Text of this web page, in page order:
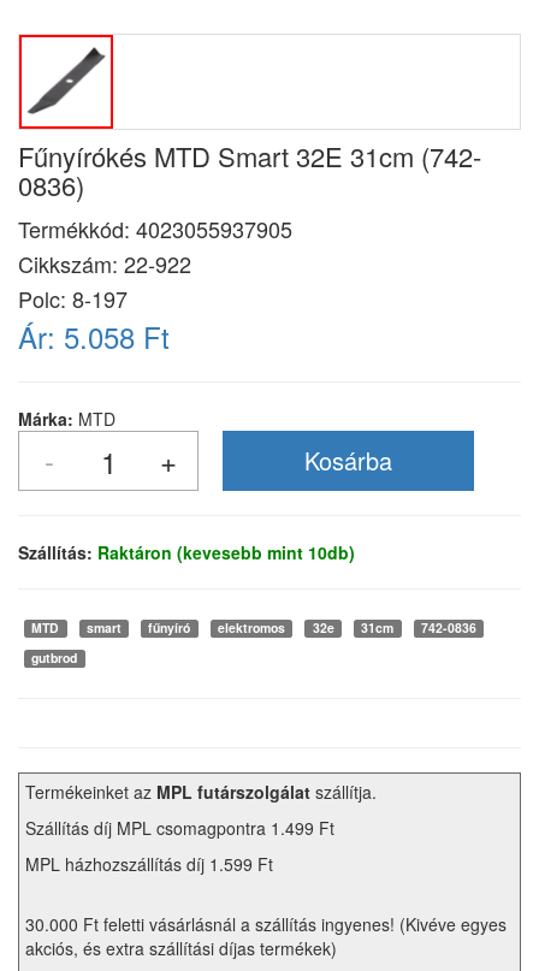
Fűnyírókés MTD Smart 32E 31cm (742-
0836)
Termékkód: 4023055937905
Cikkszám: 22-922
Polc: 8-197
Ár: 5.058 Ft
Márka: MTD
Szállítás: Raktáron (kevesebb mint 10db)
MTD smart fűnyíró elektromos 32e 31cm
742-0836
gutbrod
Termékeinket az MPL futárszolgálat szállítja.
Szállítás díj MPL csomagpontra 1.499 Ft
MPL házhozszállítás díj 1.599 Ft
30.000 Ft feletti vásárlásnál a szállítás ingyenes! (Kivéve egyes
akciós, és extra szállítási díjas termékek)